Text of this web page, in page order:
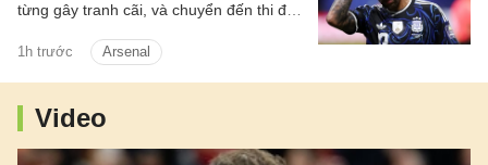
1h trước Arsenal
từng gây tranh cãi, và chuyển đến thi đấu
Video